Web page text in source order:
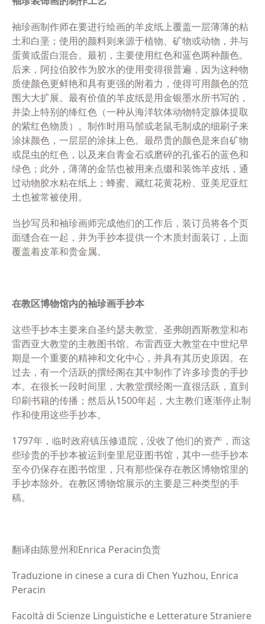
袖珍画制作师在要进行绘画的羊皮纸上覆盖一层薄薄的粘
土和白垩；使用的颜料则来源于植物、矿物或动物，并与
蛋黄或蛋白混合。最初，主要使用红色和蓝色两种颜色。
后来，阿拉伯胶作为胶水的使用变得很普遍，因为这种物
质使颜色更鲜艳和具有更强的附着力，使得可用颜色的范
围大大扩展。最有价值的羊皮纸是用金银墨水所书写的，
并染上特别的绛红色（一种从海洋软体动物特定腺体提取
的紫红色物质）。制作时用马鬃或老鼠毛制成的细刷子来
涂抹颜色，一层层的涂抹上色。最昂贵的颜色是来自矿物
或昆虫的红色，以及来自青金石或磨碎的孔雀石的蓝色和
绿色；此外，薄薄的金箔也被用来点缀和装饰羊皮纸，通
过动物胶水粘在纸上；蜂蜜、藏红花黄花粉、亚美尼亚红
土也被常被使用。
当抄写员和袖珍画师完成他们的工作后，装订员将各个页
面缝合在一起，并为手抄本提供一个木质封面装订，上面
覆盖着皮革和贵金属。
在教区博物馆内的袖珍画手抄本
这些手抄本主要来自圣约瑟夫教堂、圣弗朗西斯教堂和布
雷西亚大教堂的主教图书馆。布雷西亚大教堂在中世纪早
期是一个重要的精神和文化中心，并具有其历史原因。在
过去，有一个活跃的撰经阁在其中制作了许多珍贵的手抄
本。在很长一段时间里，大教堂撰经阁一直很活跃，直到
印刷书籍的传播；然后从1500年起，大主教们逐渐停止制
作和使用这些手抄本。
1797年，临时政府镇压修道院，没收了他们的资产，而这
些珍贵的手抄本被运到奎里尼亚图书馆，其中一些手抄本
至今仍保存在图书馆里，只有那些保存在教区博物馆里的
手抄本除外。在教区博物馆展示的主要是三种类型的手
稿。
翻译由陈昱州和Enrica Peracin负责
Traduzione in cinese a cura di Chen Yuzhou, Enrica
Peracin
Facoltà di Scienze Linguistiche e Letterature Straniere